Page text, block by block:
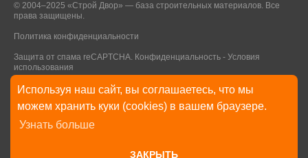
Используя наш сайт, вы соглашаетесь, что мы
можем хранить куки (cookies) в вашем браузере.
Узнать больше
ЗАКРЫТЬ
© 2004–2025 «Строй Двор» — база строительных материалов. Все
права защищены.
Политика конфиденциальности
Защита от спама reCAPTCHA. Конфиденциальность - Условия
использования
* Указанные на Сайте цены, комплектации, описания и технические
характеристики могут быть изменены в любое время без уведомления
пользователей Сайта. Внешний вид товаров и упаковки может